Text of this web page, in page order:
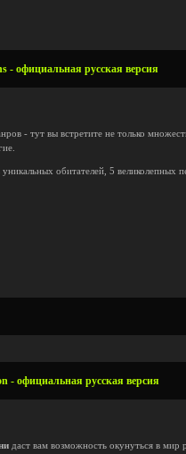
- официальная русская версия
- тут вы встретите не только
обитателей, 5 великолепных
официальная русская версия
даст вам возможность окунуться в мир